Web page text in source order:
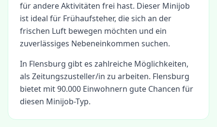
für andere Aktivitäten frei hast. Dieser Minijob
ist ideal für Frühaufsteher, die sich an der
frischen Luft bewegen möchten und ein
zuverlässiges Nebeneinkommen suchen.
In Flensburg gibt es zahlreiche Möglichkeiten,
als Zeitungszusteller/in zu arbeiten. Flensburg
bietet mit 90.000 Einwohnern gute Chancen für
diesen Minijob-Typ.